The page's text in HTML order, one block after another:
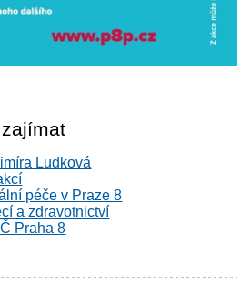
Ludková
péče v Praze 8
a zdravotnictví
Praha 8